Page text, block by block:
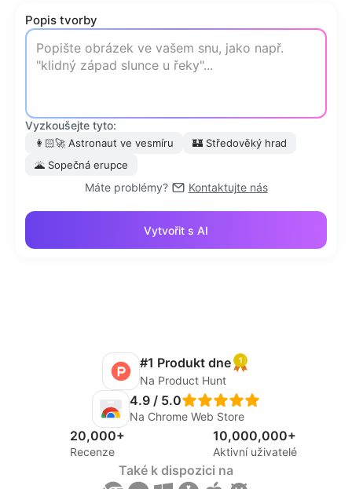
Popis tvorby
Vyzkoušejte tyto:
👩🏻‍🚀 Astronaut ve vesmíru 🏰 Středověký hrad
🌋 Sopečná erupce
Máte problémy? Kontaktujte nás
Vytvořit s AI
#1 Produkt dne
Na Product Hunt
4.9 / 5.0
Na Chrome Web Store
20,000+
Recenze
10,000,000+
Aktivní uživatelé
Také k dispozici na